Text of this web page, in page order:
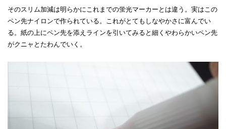
そのスリム加減は明らかにこれまでの蛍光マーカーとは違う。実はこの
ペン先ナイロンで作られている。これがとてもしなやかさに富んでい
る。紙の上にペン先を添えラインを引いてみると細くやわらかいペン先
がクニャとたわんでいく。